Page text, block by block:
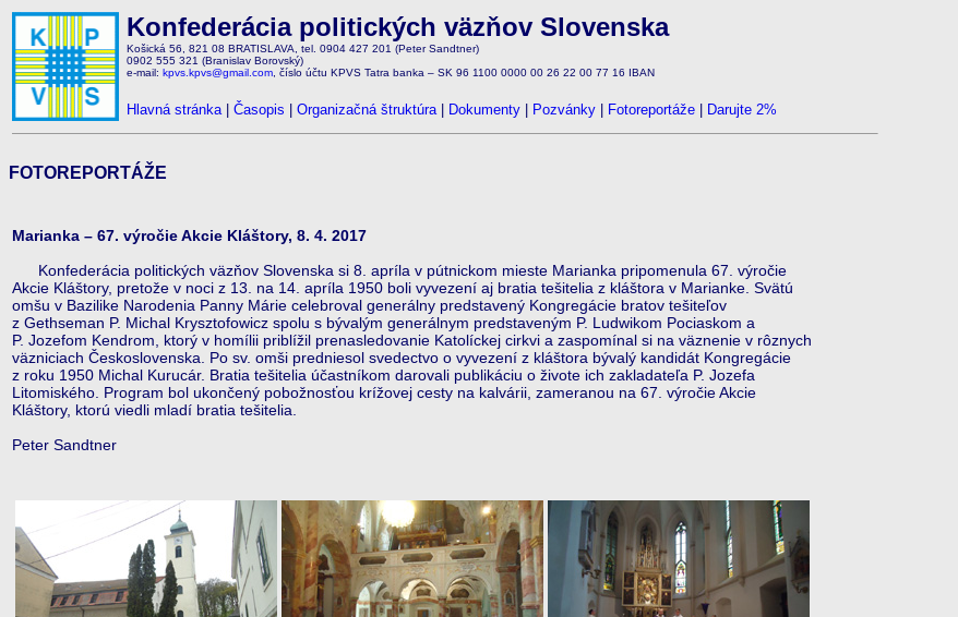
Konfederácia politických väzňov Slovenska
Košická 56, 821 08 BRATISLAVA, tel. 0904 427 201 (Peter Sandtner)
0902 555 321 (Branislav Borovský)
e-mail: kpvs.kpvs@gmail.com , číslo účtu KPVS Tatra banka – SK 96 1100 0000 00 26 22 00 77 16 IBAN
Hlavná stránka| Časopis Organizačná štruktúra| Dokumenty Pozvánky Fotoreportáže Darujte 2%
FOTOREPORTÁŽE
Marianka – 67. výročie Akcie Kláštory, 8. 4. 2017
Konfederácia politických väzňov Slovenska si 8. apríla v pútnickom mieste Marianka pripomenula 67. výročie
Akcie Kláštory, pretože v noci z 13. na 14. apríla 1950 boli vyvezení aj bratia tešitelia z kláštora v Marianke. Svätú
omšu v Bazilike Narodenia Panny Márie celebroval generálny predstavený Kongregácie bratov tešiteľov
z Gethseman P. Michal Krysztofowicz spolu s bývalým generálnym predstaveným P. Ludwikom Pociaskom a
P. Jozefom Kendrom, ktorý v homílii priblížil prenasledovanie Katolíckej cirkvi a zaspomínal si na väznenie v rôznych
väzniciach Československa. Po sv. omši predniesol svedectvo o vyvezení z kláštora bývalý kandidát Kongregácie
z roku 1950 Michal Kurucár. Bratia tešitelia účastníkom darovali publikáciu o živote ich zakladateľa P. Jozefa
Litomiského. Program bol ukončený pobožnosťou krížovej cesty na kalvárii, zameranou na 67. výročie Akcie
Kláštory, ktorú viedli mladí bratia tešitelia.
Peter Sandtner